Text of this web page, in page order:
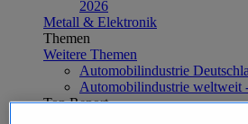
2026
Metall & Elektronik
Themen
Weitere Themen
Automobilindustrie
Automobilindustrie weltweit
Top Report